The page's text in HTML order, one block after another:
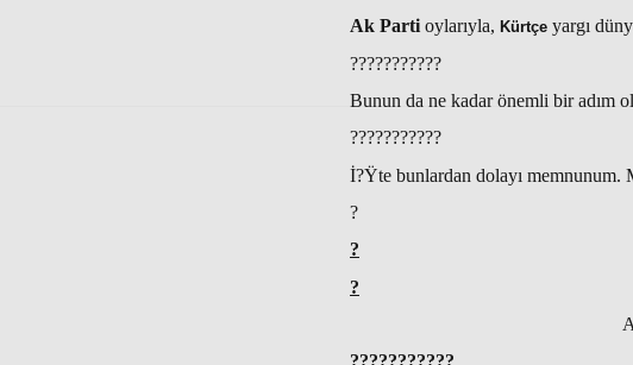
Ak Parti oylarıyla, Kürtçe yargı
???????????
Bunun da ne kadar önemli bir adım
???????????
İ?Ÿte bunlardan dolayı memnunum.
?
?
?